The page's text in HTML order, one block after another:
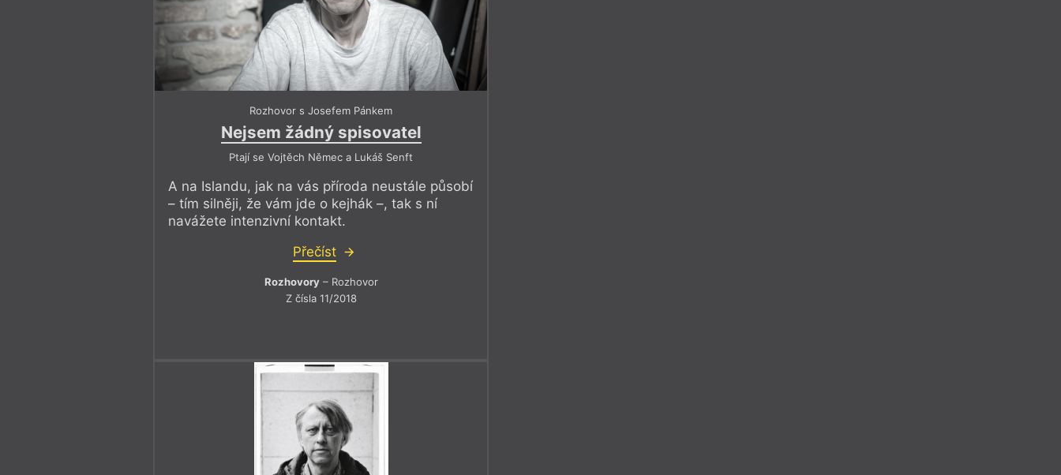
Rozhovor s Josefem Pánkem
Nejsem žádný spisovatel
Ptají se Vojtěch Němec a Lukáš Senft
A na Islandu, jak na vás příroda neustále působí
– tím silněji, že vám jde o kejhák –, tak s ní
navážete intenzivní kontakt.
Přečíst
Rozhovory– Rozhovor
Z čísla 11/2018